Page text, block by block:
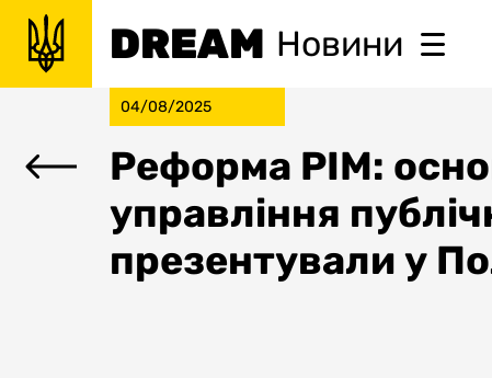
DREAM Новини
04/08/2025
Реформа PIM:
управління
презентували у